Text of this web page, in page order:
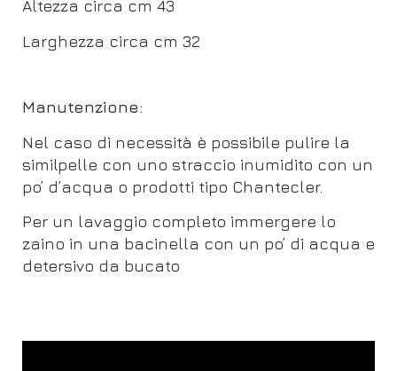
Altezza circa cm 43
Larghezza circa cm 32
Manutenzione:
Nel caso di necessità è possibile pulire la
similpelle con uno straccio inumidito con un
po’ d’acqua o prodotti tipo Chantecler.
Per un lavaggio completo immergere lo
zaino in una bacinella con un po’ di acqua e
detersivo da bucato